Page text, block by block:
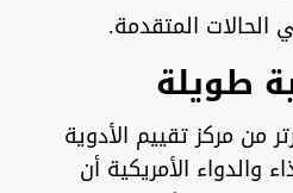
الحالات المتقدمة.
طويلة
من مركز تقييم الأدوية
والدواء الأمريكية أن